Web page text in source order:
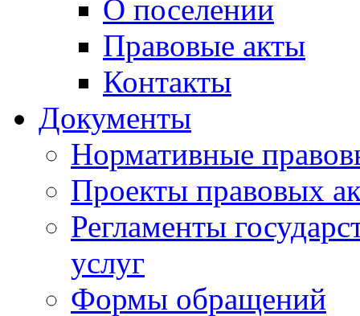
О поселении
Правовые акты
Контакты
Документы
Нормативные
Проекты правовых
Регламенты
услуг
Формы обращений